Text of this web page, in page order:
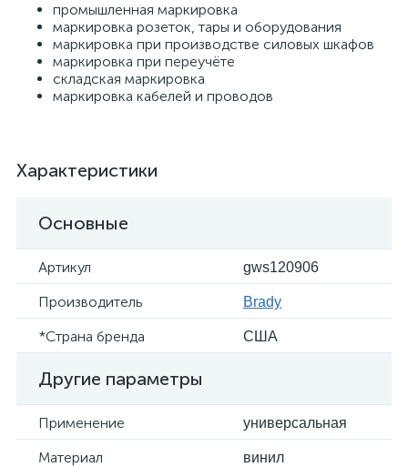
промышленная маркировка
маркировка розеток, тары и оборудования
маркировка при производстве силовых шкафов
маркировка при переучёте
складская маркировка
маркировка кабелей и проводов
Характеристики
Основные
Артикул gws120906
Производитель Brady
*Страна бренда США
Другие параметры
Применение универсальная
Материал винил